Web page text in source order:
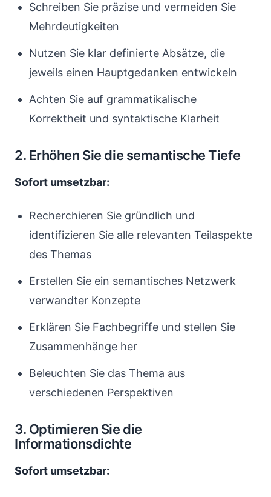
Schreiben Sie präzise und vermeiden Sie
Mehrdeutigkeiten
Nutzen Sie klar definierte Absätze, die
jeweils einen Hauptgedanken entwickeln
Achten Sie auf grammatikalische
Korrektheit und syntaktische Klarheit
2. Erhöhen Sie die semantische Tiefe
Sofort umsetzbar:
Recherchieren Sie gründlich und
identifizieren Sie alle relevanten Teilaspekte
des Themas
Erstellen Sie ein semantisches Netzwerk
verwandter Konzepte
Erklären Sie Fachbegriffe und stellen Sie
Zusammenhänge her
Beleuchten Sie das Thema aus
verschiedenen Perspektiven
3. Optimieren Sie die
Informationsdichte
Sofort umsetzbar: